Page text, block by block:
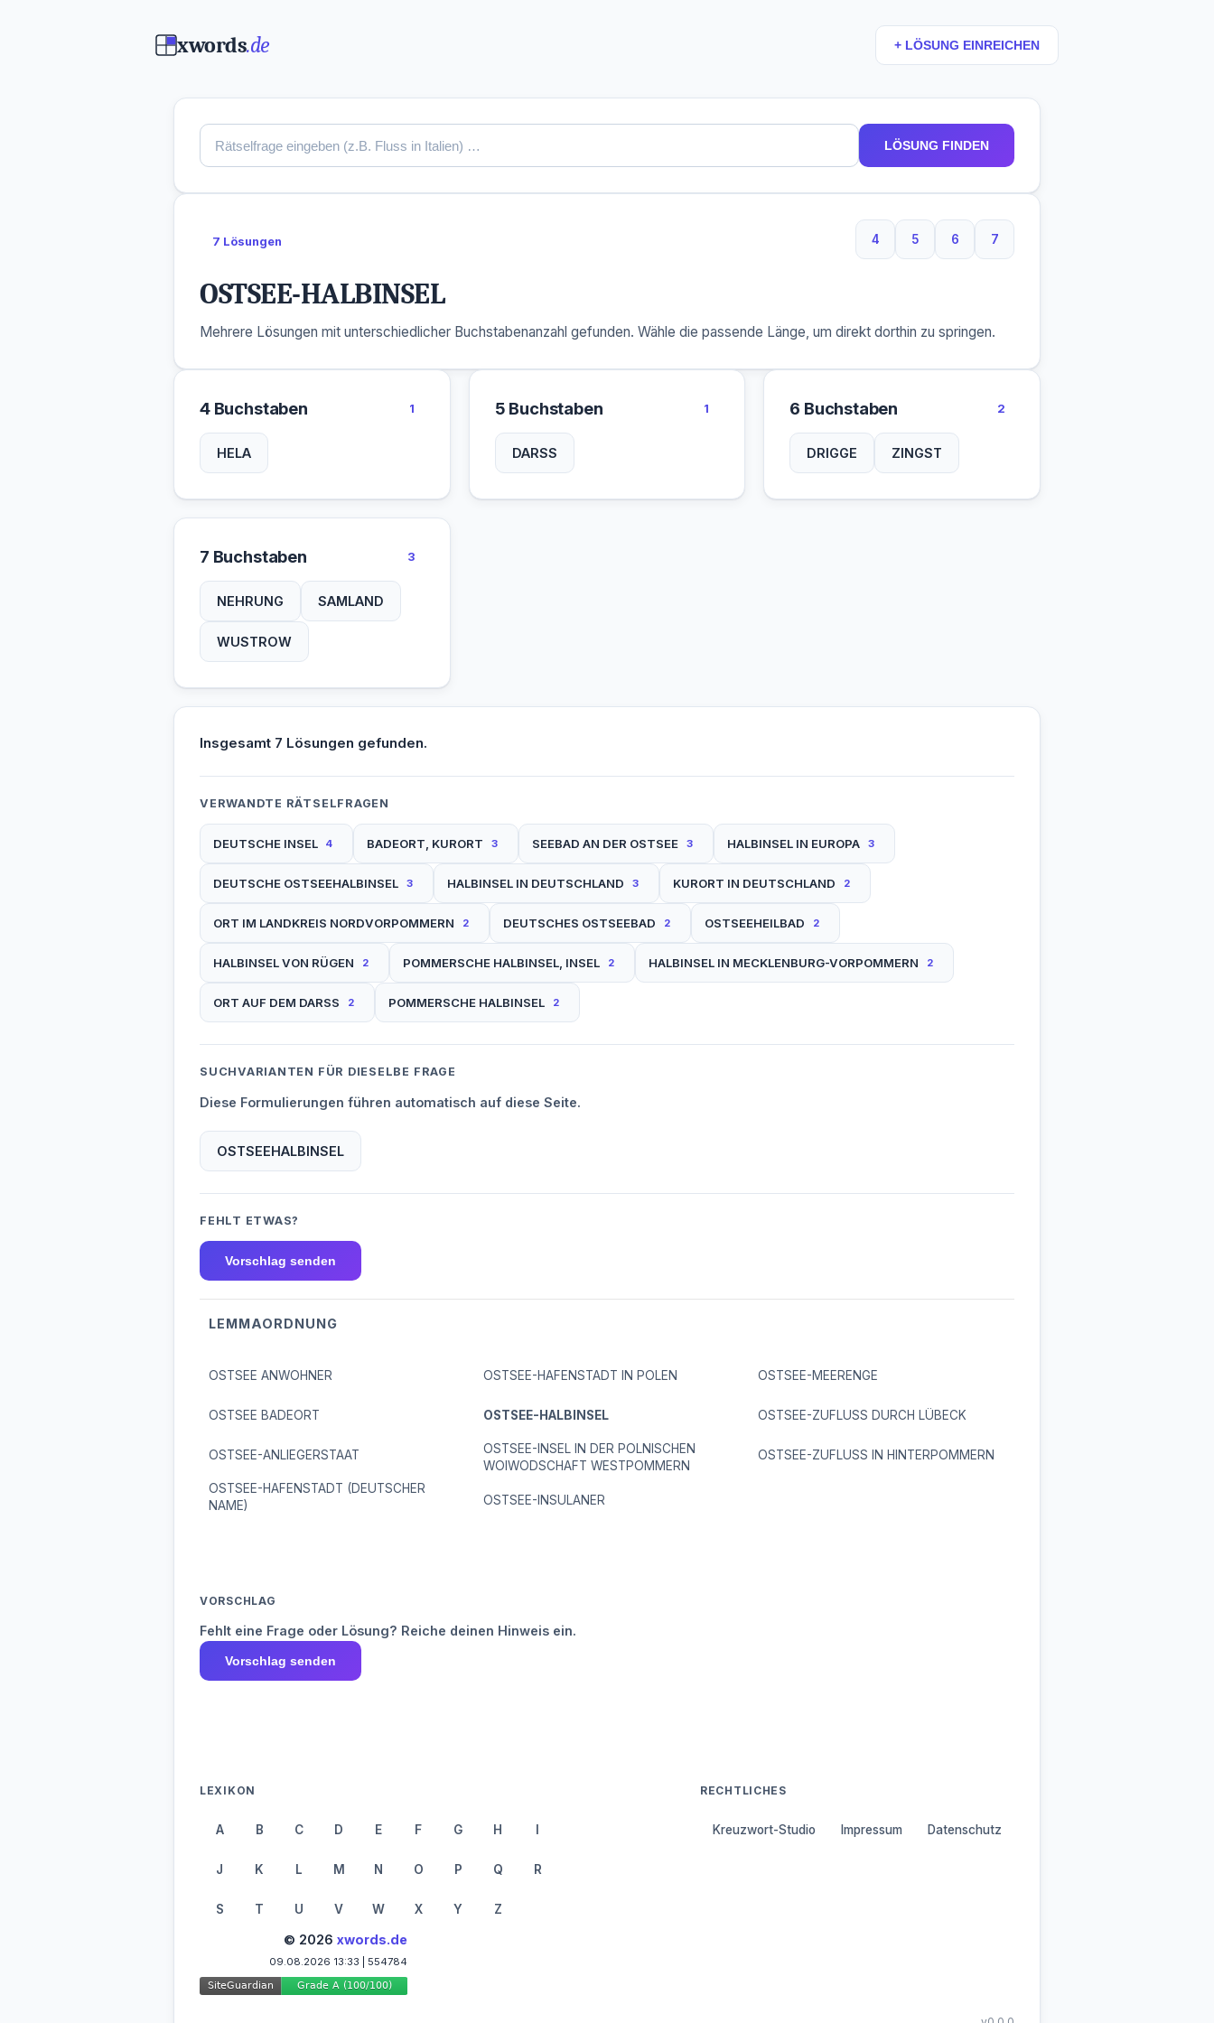
xwords.de + LÖSUNG EINREICHEN
LÖSUNG FINDEN
7 Lösungen 4
4 Buchstaben
5
5 Buchstaben
6
6 Buchstaben
7
7 Buchstaben
OSTSEE-HALBINSEL
Mehrere Lösungen mit unterschiedlicher Buchstabenanzahl gefunden. Wähle die passende Länge, um direkt dorthin zu springen.
4 Buchstaben 1
HELA
5 Buchstaben 1
DARSS
6 Buchstaben 2
DRIGGE ZINGST
7 Buchstaben 3
NEHRUNG SAMLAND
WUSTROW
Insgesamt 7 Lösungen gefunden.
VERWANDTE RÄTSELFRAGEN
DEUTSCHE INSEL 4 BADEORT, KURORT 3 SEEBAD AN DER OSTSEE 3 HALBINSEL IN EUROPA 3
DEUTSCHE OSTSEEHALBINSEL 3 HALBINSEL IN DEUTSCHLAND 3 KURORT IN DEUTSCHLAND 2
ORT IM LANDKREIS NORDVORPOMMERN 2 DEUTSCHES OSTSEEBAD 2 OSTSEEHEILBAD 2
HALBINSEL VON RÜGEN 2 POMMERSCHE HALBINSEL, INSEL 2 HALBINSEL IN MECKLENBURG-VORPOMMERN 2
ORT AUF DEM DARSS 2 POMMERSCHE HALBINSEL 2
SUCHVARIANTEN FÜR DIESELBE FRAGE
Diese Formulierungen führen automatisch auf diese Seite.
OSTSEEHALBINSEL
FEHLT ETWAS?
Vorschlag senden
LEMMAORDNUNG
OSTSEE ANWOHNER
OSTSEE BADEORT
OSTSEE-ANLIEGERSTAAT
OSTSEE-HAFENSTADT (DEUTSCHER
NAME)
OSTSEE-HAFENSTADT IN POLEN
OSTSEE-HALBINSEL
OSTSEE-INSEL IN DER POLNISCHEN
WOIWODSCHAFT WESTPOMMERN
OSTSEE-INSULANER
OSTSEE-MEERENGE
OSTSEE-ZUFLUSS DURCH LÜBECK
OSTSEE-ZUFLUSS IN HINTERPOMMERN
VORSCHLAG
Fehlt eine Frage oder Lösung? Reiche deinen Hinweis ein.
Vorschlag senden
LEXIKON
A B C D E F G H I
J K L M N O P Q R
S T U V W X Y Z
RECHTLICHES
Kreuzwort-Studio Impressum Datenschutz
© 2026 xwords.de
09.08.2026 13:33 | 554784